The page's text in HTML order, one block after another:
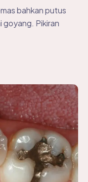
bahkan putus
goyang. Pikiran